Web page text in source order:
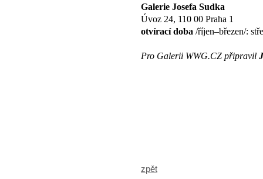
Galerie Josefa Sudka
Úvoz 24, 110 00 Praha 1
otvírací doba /říjen–březen/:
Pro Galerii WWG.CZ připravil
zpět